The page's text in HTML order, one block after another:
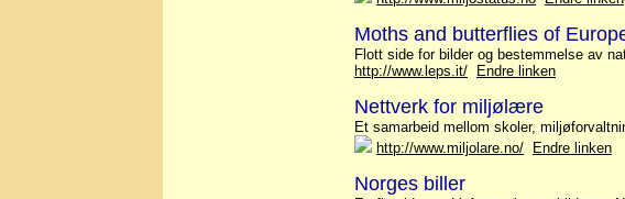
Moths and butterflies of
Flott side for bilder og bestemmelse av
http://www.leps.it/
Endre linken
Nettverk for miljølære
Et samarbeid mellom skoler,
http://www.miljolare.no/
Endre linken
Norges biller